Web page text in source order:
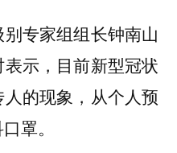
专家组组长钟南山
示，目前新型冠状
的现象，从个人预
罩。